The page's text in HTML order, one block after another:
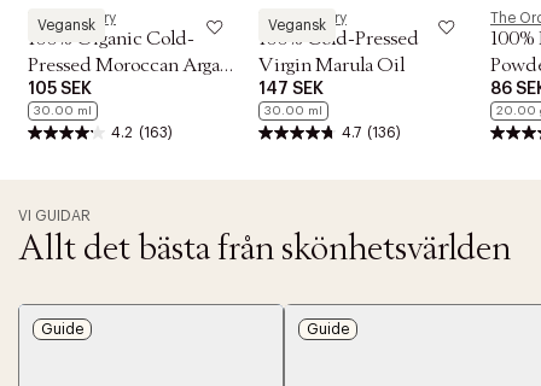
Vegansk
The Ordinary
100% Organic Cold-
Pressed Moroccan Argan
Oil
105 SEK
30.00 ml
4.2 (163)
Vegansk
The Ordinary
100% Cold-Pressed
Virgin Marula Oil
147 SEK
30.00 ml
4.7 (136)
The
86
20.00
VI GUIDAR
Allt det bästa från skönhetsvärlden
Guide Guide